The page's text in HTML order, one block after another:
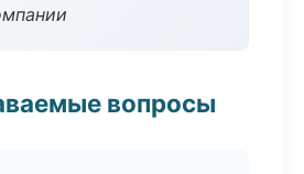
вопросы